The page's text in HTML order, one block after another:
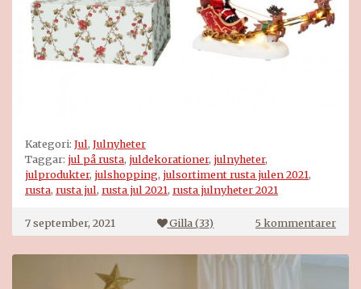
Kategori: Jul, Julnyheter
Taggar: jul på rusta, juldekorationer, julnyheter,
julprodukter, julshopping, julsortiment rusta julen 2021,
rusta, rusta jul, rusta jul 2021, rusta julnyheter 2021
7 september, 2021 Gilla (33) 5 kommentarertill
julen